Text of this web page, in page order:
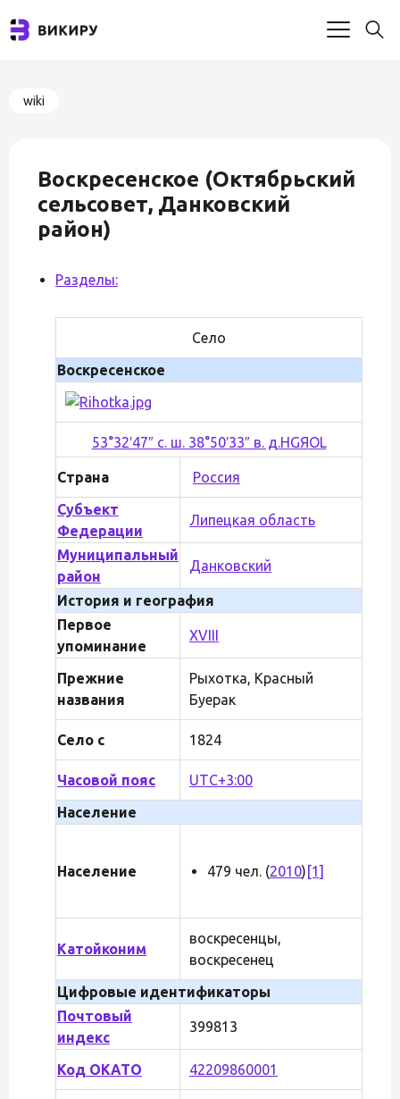
wiki
Воскресенское (Октябрьский
сельсовет, Данковский
район)
Разделы:
Село
Воскресенское
53°32′47″ с. ш. 38°50′33″ в. д.HGЯOL
Страна
Россия
Субъект
Федерации
Липецкая область
Муниципальный
район
Данковский
История и география
Первое
упоминание
XVIII
Прежние
названия
Рыхотка, Красный
Буерак
Село с 1824
Часовой пояс
UTC+3:00
Население
Население 479 чел. (2010) [1]
Катойконим
воскресенцы,
воскресенец
Цифровые идентификаторы
Почтовый
индекс
399813
Код ОКАТО 42209860001